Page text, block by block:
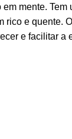
3,199.00€
through
3,369.00€
mente. Tem
rico e quente.
e facilitar a